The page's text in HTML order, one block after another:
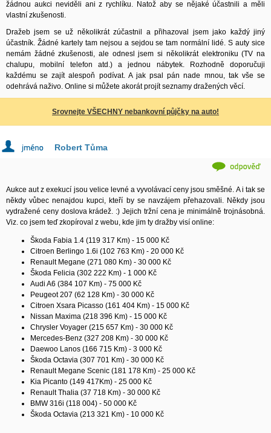
žádnou aukci neviděli ani z rychlíku. Natož aby se nějaké účastnili a měli
vlastní zkušenosti.
Dražeb jsem se už několikrát zúčastnil a přihazoval jsem jako každý jiný
účastník. Žádné kartely tam nejsou a sejdou se tam normální lidé. S auty sice
nemám žádné zkušenosti, ale odnesl jsem si několikrát elektroniku (TV na
chalupu, mobilní telefon atd.) a jednou nábytek. Rozhodně doporučuji
každému se zajít alespoň podívat. A jak psal pán nade mnou, tak vše se
odehrává naživo. Online si můžete akorát projít seznamy dražených věcí.
Srovnejte VŠECHNY nebankovní půjčky na auto!
Robert Tůma
Aukce aut z exekucí jsou velice levné a vyvolávací ceny jsou směšné. A i tak se
někdy vůbec nenajdou kupci, kteří by se navzájem přehazovali. Někdy jsou
vydražené ceny doslova krádež. :) Jejich tržní cena je minimálně trojnásobná.
Viz. co jsem teď zkopíroval z webu, kde jim ty dražby visí online:
Škoda Fabia 1.4 (119 317 Km) - 15 000 Kč
Citroen Berlingo 1.6i (102 763 Km) - 20 000 Kč
Renault Megane (271 080 Km) - 30 000 Kč
Škoda Felicia (302 222 Km) - 1 000 Kč
Audi A6 (384 107 Km) - 75 000 Kč
Peugeot 207 (62 128 Km) - 30 000 Kč
Citroen Xsara Picasso (161 404 Km) - 15 000 Kč
Nissan Maxima (218 396 Km) - 15 000 Kč
Chrysler Voyager (215 657 Km) - 30 000 Kč
Mercedes-Benz (327 208 Km) - 30 000 Kč
Daewoo Lanos (166 715 Km) - 3 000 Kč
Škoda Octavia (307 701 Km) - 30 000 Kč
Renault Megane Scenic (181 178 Km) - 25 000 Kč
Kia Picanto (149 417Km) - 25 000 Kč
Renault Thalia (37 718 Km) - 30 000 Kč
BMW 316i (118 004) - 50 000 Kč
Škoda Octavia (213 321 Km) - 10 000 Kč